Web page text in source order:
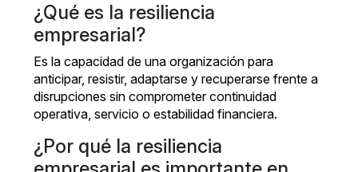
¿Qué es la resiliencia
empresarial?
Es la capacidad de una organización para
anticipar, resistir, adaptarse y recuperarse frente a
disrupciones sin comprometer continuidad
operativa, servicio o estabilidad financiera.
¿Por qué la resiliencia